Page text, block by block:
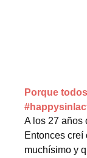
Porque
A los 27 años
Entonces creí
muchísimo y